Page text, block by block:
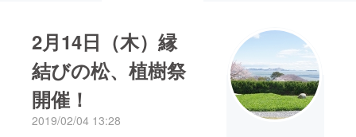
2月14日（木）縁
結びの松、植樹祭
開催！
2019/02/04 13:28